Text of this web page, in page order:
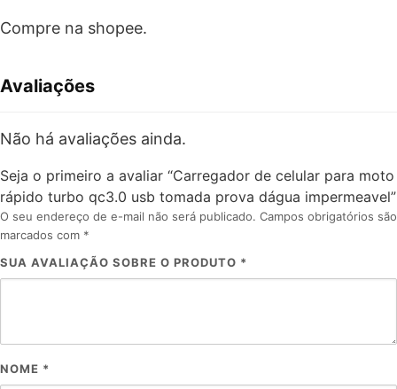
Compre na shopee.
Avaliações
Não há avaliações ainda.
Seja o primeiro a avaliar “Carregador de celular para moto
rápido turbo qc3.0 usb tomada prova dágua impermeavel”
O seu endereço de e-mail não será publicado. Campos obrigatórios são
marcados com *
SUA AVALIAÇÃO SOBRE O PRODUTO *
NOME *